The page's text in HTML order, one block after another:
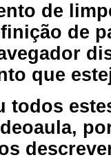
de
de
que
todos